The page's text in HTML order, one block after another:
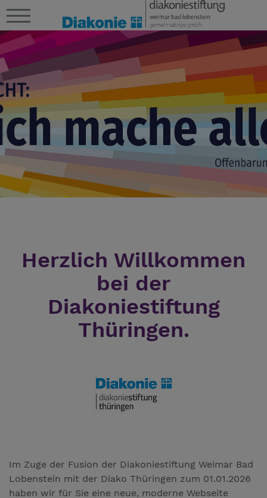
Herzlich Willkommen
bei der
Diakoniestiftung
Thüringen.
Im Zuge der Fusion der Diakoniestiftung Weimar Bad
Lobenstein mit der Diako Thüringen zum 01.01.2026
haben wir für Sie eine neue, moderne Webseite